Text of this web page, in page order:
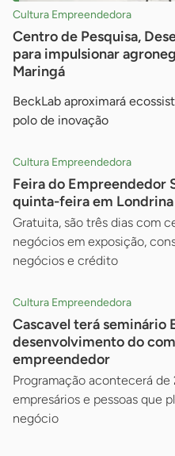
Cultura Empreendedora
Centro de Pesquisa,
para impulsionar
Maringá
BeckLab aproximará
polo de inovação
Cultura Empreendedora
Feira do Empreendedor
quinta-feira em Londrina
Gratuita, são três dias com
negócios em exposição,
negócios e crédito
Cultura Empreendedora
Cascavel terá seminário
desenvolvimento do
empreendedor
Programação acontecerá
empresários e pessoas que
negócio